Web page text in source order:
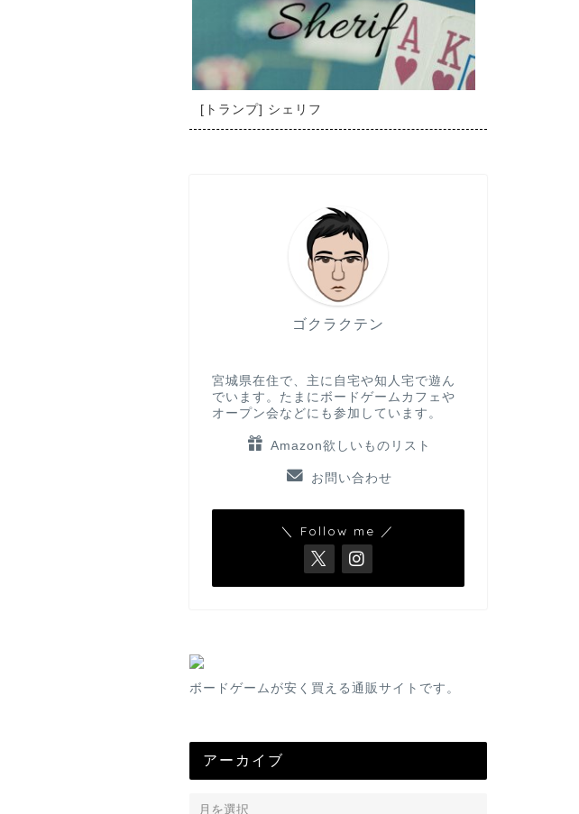
[トランプ] シェリフ
ゴクラクテン
宮城県在住で、主に自宅や知人宅で遊ん
でいます。たまにボードゲームカフェや
オープン会などにも参加しています。
Amazon欲しいものリスト
お問い合わせ
＼ Follow me ／
ボードゲームが安く買える通販サイトです。
アーカイブ